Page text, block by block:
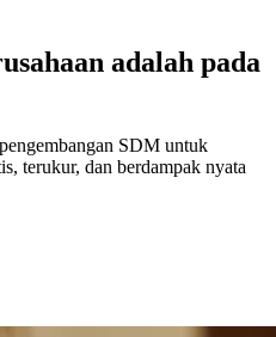
adalah pada
SDM untuk
terukur, dan berdampak nyata